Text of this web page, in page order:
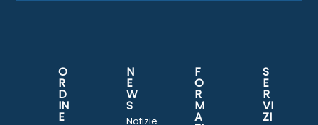
O
R
D
IN
E
N
E
W
S
Notizie
F
O
R
M
A
S
E
R
VI
ZI